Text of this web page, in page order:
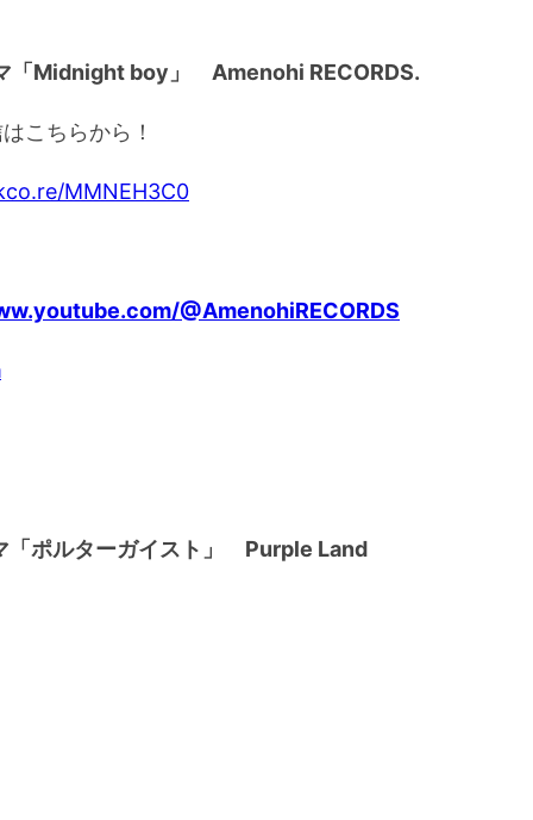
「Midnight boy」 Amenohi RECORDS.
こちらから！
MMNEH3C0
@AmenohiRECORDS
「ポルターガイスト」 Purple Land